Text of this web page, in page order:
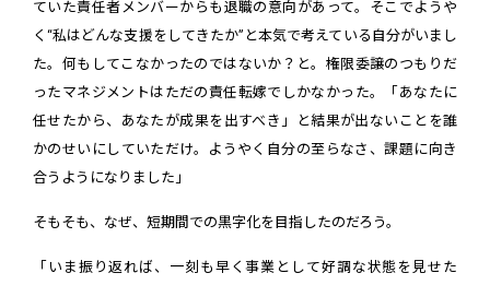
ていた責任者メンバーからも退職の意向があって。そこでようや
く“私はどんな支援をしてきたか”と本気で考えている自分がいまし
た。何もしてこなかったのではないか？と。権限委譲のつもりだ
ったマネジメントはただの責任転嫁でしかなかった。「あなたに
任せたから、あなたが成果を出すべき」と結果が出ないことを誰
かのせいにしていただけ。ようやく自分の至らなさ、課題に向き
合うようになりました」
そもそも、なぜ、短期間での黒字化を目指したのだろう。
「いま振り返れば、一刻も早く事業として好調な状態を見せた